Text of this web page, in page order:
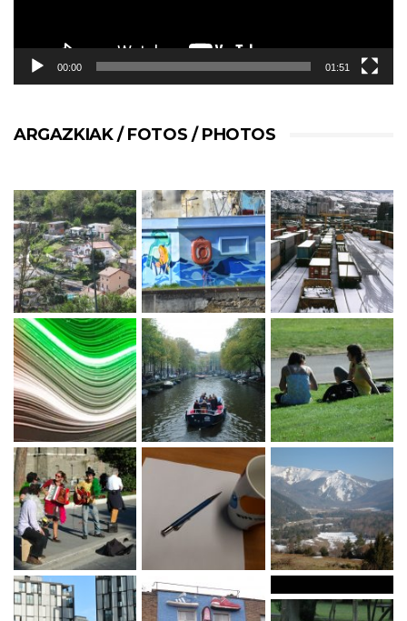
00:00 01:51
ARGAZKIAK / FOTOS / PHOTOS